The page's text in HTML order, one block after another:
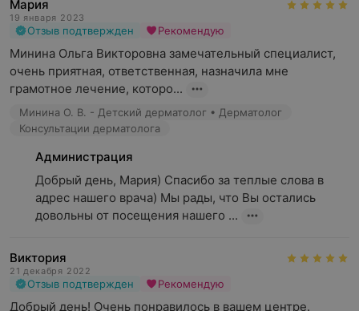
Мария
19 января 2023
Отзыв подтвержден Рекомендую
Минина Ольга Викторовна замечательный специалист,
очень приятная, ответственная, назначила мне
грамотное лечение, которо...
Минина О. В. - Детский дерматолог • Дерматолог
Консультации дерматолога
Администрация
Добрый день, Мария) Спасибо за теплые слова в
адрес нашего врача) Мы рады, что Вы остались
довольны от посещения нашего ...
Виктория
21 декабря 2022
Отзыв подтвержден Рекомендую
Добрый день! Очень понравилось в вашем центре.